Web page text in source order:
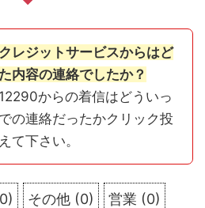
レジットサービスからはど
内容の連絡でしたか？
からの着信はどういっ
の連絡だったかクリック投
て下さい。
0) その他 (0) 営業 (0)